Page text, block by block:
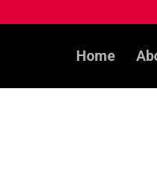
Home